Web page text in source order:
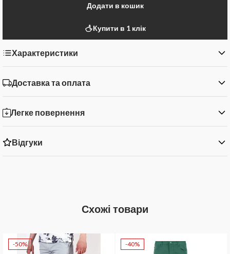
Додати в кошик
Купити в 1 клік
Характеристики
Доставка та оплата
Легке повернення
Відгуки
Схожі товари
-50% -40%